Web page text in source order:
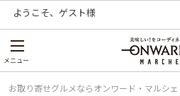
ようこそ、 ゲスト様
メニュー
お取り寄せグルメならオンワード・マルシェ